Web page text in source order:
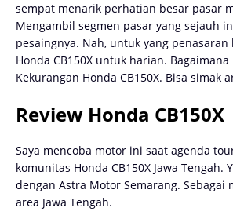
sempat menarik perhatian besar pasar
Mengambil segmen pasar yang sejauh
pesaingnya. Nah, untuk yang penasaran
Honda CB150X untuk harian.
Kekurangan Honda CB150X. Bisa simak
Review Honda CB150X
Saya mencoba motor ini saat agenda
komunitas Honda CB150X Jawa Tengah.
dengan Astra Motor Semarang. Sebagai
area Jawa Tengah.